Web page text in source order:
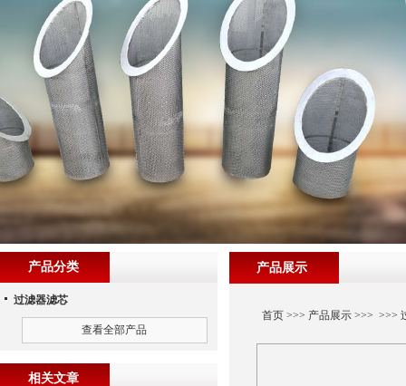
产品展示
首页>>> 产品展示>>> >>>
产品分类
过滤器滤芯
查看全部产品
相关文章